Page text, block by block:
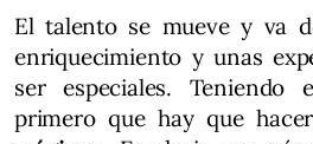
El talento se mueve y va
enriquecimiento y unas
ser especiales.
primero que hay que